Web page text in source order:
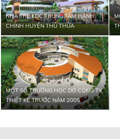
NHÀ TRẺ KDC TRUNG TÂM HÀNH
CHÍNH HUYỆN THỦ THỪA
MỘT SỐ TRƯỜNG HỌC DO CÔNG TY
THIẾT KẾ TRƯỚC NĂM 2005